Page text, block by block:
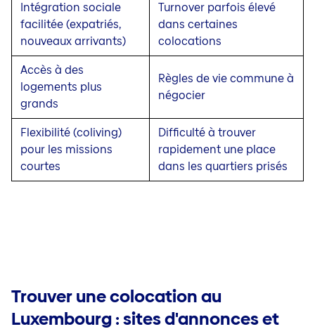
Intégration sociale
facilitée (expatriés,
nouveaux arrivants)
Turnover parfois élevé
dans certaines
colocations
Accès à des
logements plus
grands
Règles de vie commune à
négocier
Flexibilité (coliving)
pour les missions
courtes
Difficulté à trouver
rapidement une place
dans les quartiers prisés
Trouver une colocation au
Luxembourg : sites d'annonces et